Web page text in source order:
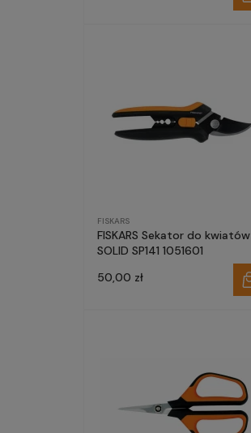
FISKARS
FISKARS Sekator do kwiatów
SOLID SP141 1051601
50,00 zł